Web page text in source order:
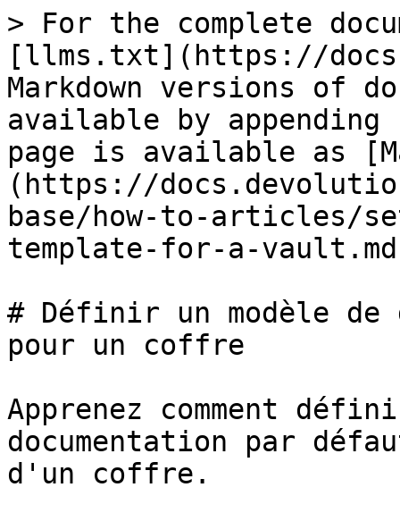
> For the complete
[llms.txt](https://
Markdown versions of
available by
page is available as
(https://
base/how-to-articles/
template-for-a-
# Définir un modèle de
pour un coffre
Apprenez comment
documentation par
d'un coffre.